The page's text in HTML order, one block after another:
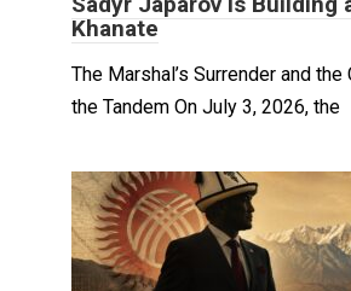
Khanate
The Marshal’s Surrender and
the Tandem On July 3, 2026, the